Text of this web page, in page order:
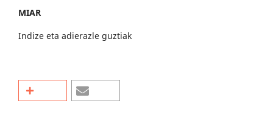
MIAR
Indize eta adierazle guztiak